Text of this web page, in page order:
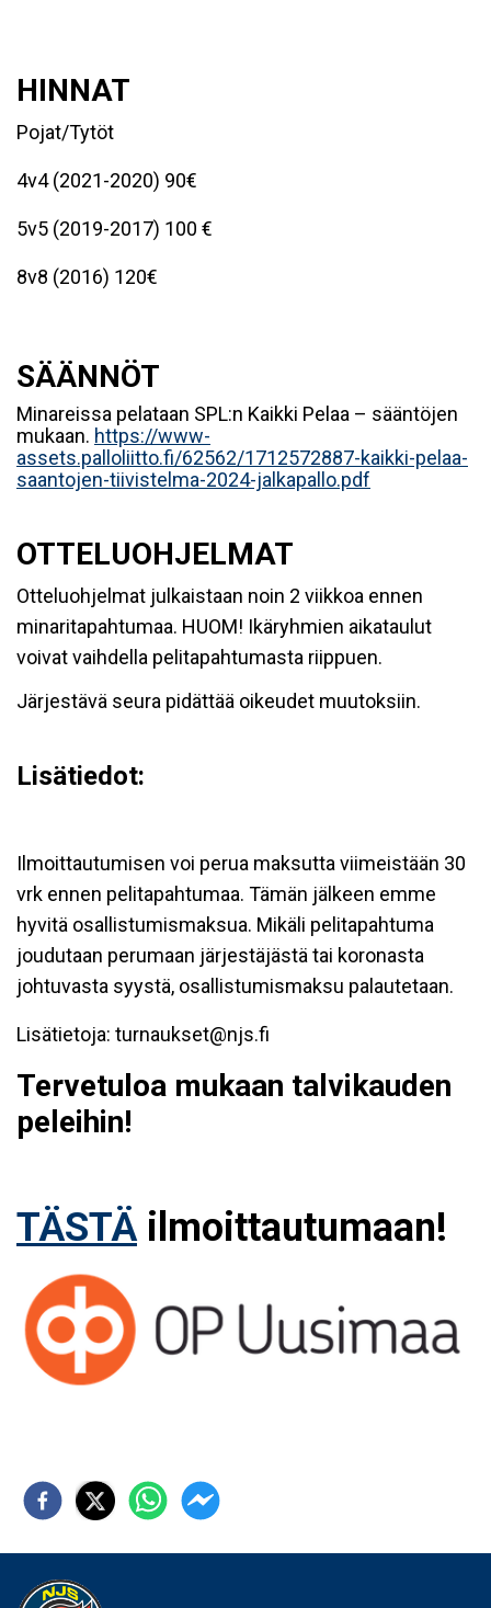
HINNAT
Pojat/Tytöt
4v4 (2021-2020) 90€
5v5 (2019-2017) 100 €
8v8 (2016) 120€
SÄÄNNÖT
Minareissa pelataan SPL:n Kaikki Pelaa – sääntöjen
mukaan. https://www-
assets.palloliitto.fi/62562/1712572887-kaikki-pelaa-
saantojen-tiivistelma-2024-jalkapallo.pdf
OTTELUOHJELMAT
Otteluohjelmat julkaistaan noin 2 viikkoa ennen
minaritapahtumaa. HUOM! Ikäryhmien aikataulut
voivat vaihdella pelitapahtumasta riippuen.
Järjestävä seura pidättää oikeudet muutoksiin.
Lisätiedot:
Ilmoittautumisen voi perua maksutta viimeistään 30
vrk ennen pelitapahtumaa. Tämän jälkeen emme
hyvitä osallistumismaksua. Mikäli pelitapahtuma
joudutaan perumaan järjestäjästä tai koronasta
johtuvasta syystä, osallistumismaksu palautetaan.
Lisätietoja: turnaukset@njs.fi
Tervetuloa mukaan talvikauden
peleihin!
TÄSTÄilmoittautumaan!